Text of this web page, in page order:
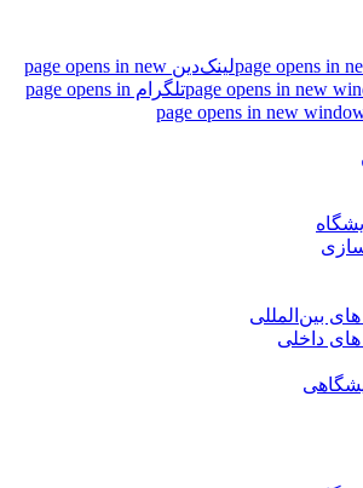
لینک‌دین page opens in new
تلگرام page opens in
بین‌المللی
های داخلی